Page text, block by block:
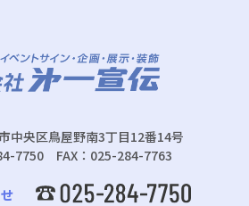
中央区鳥屋野南3丁目12番14号
7750 FAX：025-284-7763